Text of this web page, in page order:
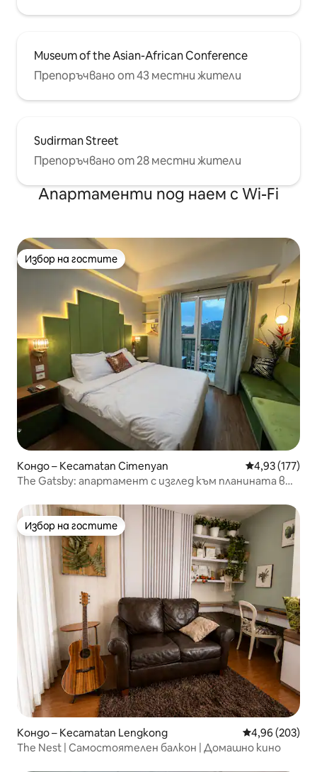
Museum of the Asian-African Conference
Препоръчвано от 43 местни жители
Sudirman Street
Препоръчвано от 28 местни жители
Апартаменти под наем с Wi-Fi
Избор на гостите
Избор на гостите
Кондо – Kecamatan Cimenyan Средна
4,93 (177)
The Gatsby: апартамент с изглед към планината в
Избор на гостите
Избор на гостите
Кондо – Kecamatan Lengkong Средна
4,96 (203)
The Nest | Самостоятелен балкон | Домашно кино